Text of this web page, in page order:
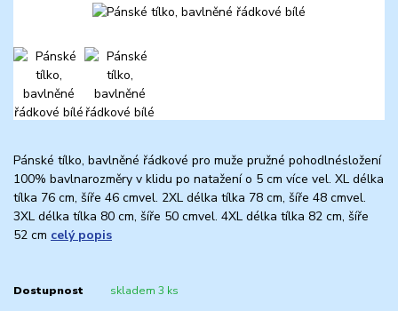
Pánské tílko, bavlněné řádkové pro muže pružné pohodlnésložení
100% bavlnarozměry v klidu po natažení o 5 cm více vel. XL délka
tílka 76 cm, šíře 46 cmvel. 2XL délka tílka 78 cm, šíře 48 cmvel.
3XL délka tílka 80 cm, šíře 50 cmvel. 4XL délka tílka 82 cm, šíře
52 cm celý popis
Dostupnost skladem 3 ks